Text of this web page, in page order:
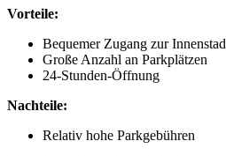
Vorteile:
Bequemer Zugang zur
Große Anzahl an Parkplätzen
24-Stunden-Öffnung
Nachteile:
Relativ hohe Parkgebühren